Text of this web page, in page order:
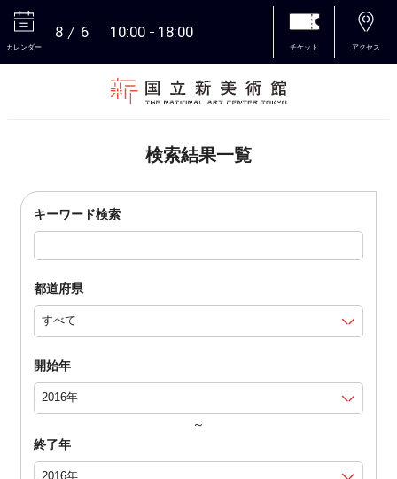
カレンダー
8 6 10:00 18:00
チケット アクセス
検索結果一覧
キーワード検索
都道府県
開始年
～
終了年